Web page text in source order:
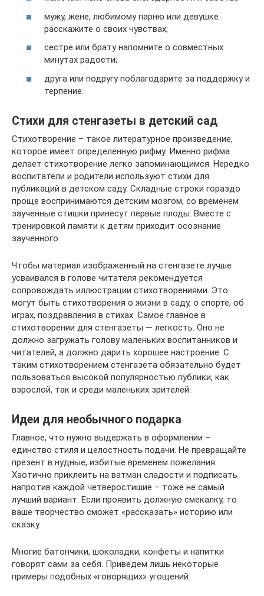
мужу, жене, любимому парню или девушке
расскажите о своих чувствах;
сестре или брату напомните о совместных
минутах радости;
друга или подругу поблагодарите за поддержку и
терпение.
Стихи для стенгазеты в детский сад
Стихотворение – такое литературное произведение,
которое имеет определенную рифму. Именно рифма
делает стихотворение легко запоминающимся. Нередко
воспитатели и родители используют стихи для
публикаций в детском саду. Складные строки гораздо
проще воспринимаются детским мозгом, со временем
заученные стишки принесут первые плоды. Вместе с
тренировкой памяти к детям приходит осознание
заученного.
Чтобы материал изображенный на стенгазете лучше
усваивался в голове читателя рекомендуется
сопровождать иллюстрации стихотворениями. Это
могут быть стихотворения о жизни в саду, о спорте, об
играх, поздравления в стихах. Самое главное в
стихотворении для стенгазеты — легкость. Оно не
должно загружать голову маленьких воспитанников и
читателей, а должно дарить хорошее настроение. С
таким стихотворением стенгазета обязательно будет
пользоваться высокой популярностью публики, как
взрослой, так и среди маленьких зрителей.
Идеи для необычного подарка
Главное, что нужно выдержать в оформлении –
единство стиля и целостность подачи. Не превращайте
презент в нудные, избитые временем пожелания.
Хаотично приклеить на ватман сладости и подписать
напротив каждой четверостишие – тоже не самый
лучший вариант. Если проявить должную смекалку, то
ваше творчество сможет «рассказать» историю или
сказку.
Многие батончики, шоколадки, конфеты и напитки
говорят сами за себя. Приведем лишь некоторые
примеры подобных «говорящих» угощений: